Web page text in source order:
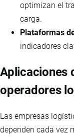
optimizan el
carga.
Plataformas
indicadores
Aplicaciones
operadores
Las empresas
dependen cada vez